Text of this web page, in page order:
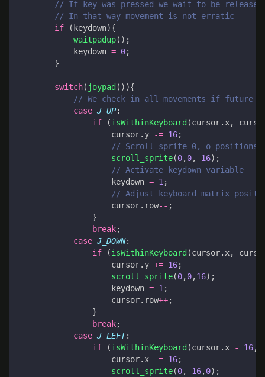
if
( keydown){
waitpadup();
keydown = 0;
}
switch( joypad ()){
case J_UP:
if
(isWithinKeyboard (cursor. x,
cursor. y -= 16;
scroll_sprite(0,0, -16);
keydown = 1 ;
cursor. row-- ;
}
break;
case J_DOWN:
if
(isWithinKeyboard (cursor. x,
cursor. y += 16;
scroll_sprite(0,0,16);
keydown = 1 ;
cursor. row++;
}
break;
case J_LEFT:
if
(isWithinKeyboard (cursor. x - 16,
cursor. x -= 16;
scroll_sprite(0, -16,0);